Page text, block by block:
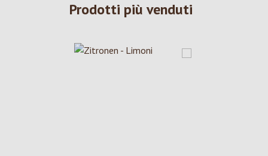
Prodotti più venduti